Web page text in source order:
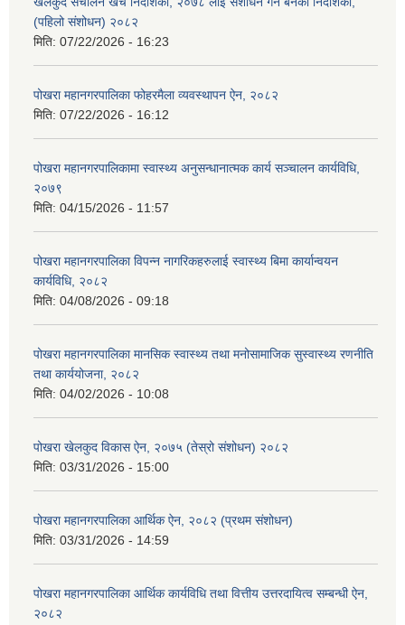
(पहिलो संशोधन) २०८२
मिति: 07/22/2026 - 16:23
पोखरा महानगरपालिका फोहरमैला व्यवस्थापन ऐन, २०८२
मिति: 07/22/2026 - 16:12
पोखरा महानगरपालिकामा स्वास्थ्य अनुसन्धानात्मक कार्य सञ्चालन कार्यविधि,
२०७९
मिति: 04/15/2026 - 11:57
पोखरा महानगरपालिका विपन्न नागरिकहरुलाई स्वास्थ्य बिमा कार्यान्वयन
कार्यविधि, २०८२
मिति: 04/08/2026 - 09:18
पोखरा महानगरपालिका मानसिक स्वास्थ्य तथा मनोसामाजिक सुस्वास्थ्य रणनीति
तथा कार्ययोजना, २०८२
मिति: 04/02/2026 - 10:08
पोखरा खेलकुद विकास ऐन, २०७५ (तेस्रो संशोधन) २०८२
मिति: 03/31/2026 - 15:00
पोखरा महानगरपालिका आर्थिक ऐन, २०८२ (प्रथम संशोधन)
मिति: 03/31/2026 - 14:59
पोखरा महानगरपालिका आर्थिक कार्यविधि तथा वित्तीय उत्तरदायित्व सम्बन्धी ऐन,
२०८२